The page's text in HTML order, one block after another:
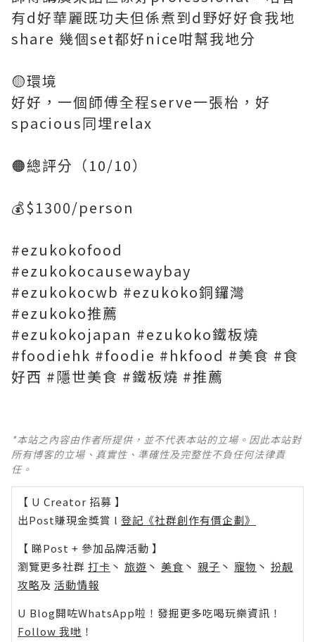
有d好華麗既功夫但係煮到d野好好食我地
share 幾個set都好nice咁幫我地分
🟡環境
好好，一個師傅全程serve一張枱，好
spacious同埋relax
🟠總評分（10/10）
💰$1300/person
#ezukokofood
#ezukokocausewaybay
#ezukokocwb #ezukoko銅鑼灣
#ezukoko推薦
#ezukokojapan #ezukoko鐵板燒
#foodiehk #foodie #hkfood #美食 #食
好西 #隱世美食 #鐵板燒 #推薦
*本站之內容由作者所提供，並不代表本站的立場。因此本站對
所有博客的立場、真實性、準確性及完整性不負任何法律責
任。
【 U Creator 招募 】
出Post賺現金獎賞 l 登記《社群創作有價企劃》
【 睇Post + 參加品牌活動 】
瀏覽更多社群 打卡 丶 旅遊 丶 美食 丶 親子 丶 寵物 丶 扮靚
攻略及 活動情報
U Blog開咗WhatsApp啦！發掘更多吃喝玩樂資訊！
Follow 我哋 ！